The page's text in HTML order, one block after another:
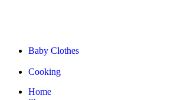
Baby Clothes
Cooking
Home